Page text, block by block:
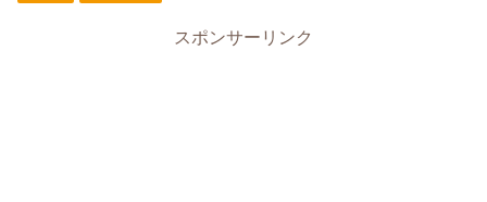
スポンサーリンク